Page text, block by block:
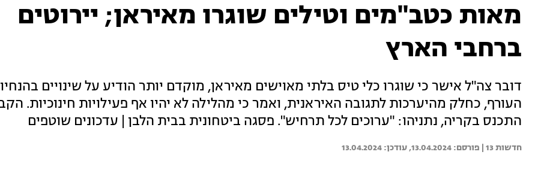
מאות כטב"מים וטילים שוגרו מאיראן; יירוטים
ברחבי הארץ
דובר צה"ל אישר כי שוגרו כלי טיס בלתי מאוישים מאיראן, מוקדם יותר הודיע על שינויים
העורף, כחלק מהיערכות לתגובה האיראנית, ואמר כי מהלילה לא יהיו אף פעילויות חינוכיות.
התכנס בקריה, נתניהו: "ערוכים לכל תרחיש". פסגה ביטחונית בבית הלבן | עדכונים שוטפים
חדשות 13 | 13.04.2024
13.04.2024